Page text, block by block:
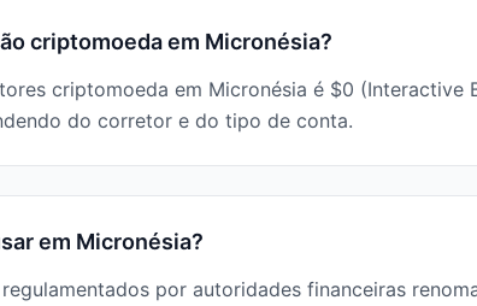
criptomoeda em Micronésia?
criptomoeda em Micronésia é $0 (Interactive
do corretor e do tipo de conta.
em Micronésia?
por autoridades financeiras